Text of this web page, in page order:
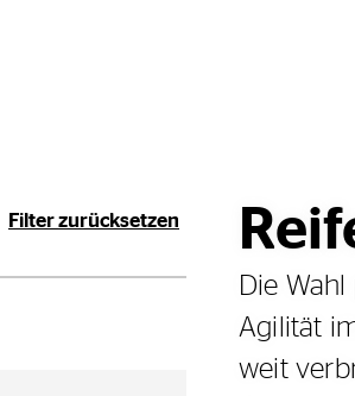
Filter zurücksetzen
Die
Agilität
weit